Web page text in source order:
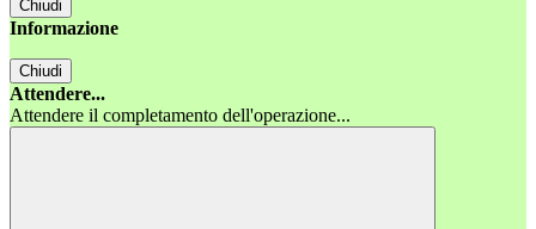
Chiudi
Informazione
Chiudi
Attendere...
Attendere il completamento dell'operazione...